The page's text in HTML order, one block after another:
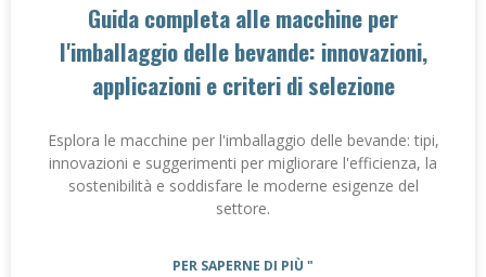
Guida completa alle macchine per
l'imballaggio delle bevande: innovazioni,
applicazioni e criteri di selezione
Esplora le macchine per l'imballaggio delle bevande: tipi,
innovazioni e suggerimenti per migliorare l'efficienza, la
sostenibilità e soddisfare le moderne esigenze del
settore.
PER SAPERNE DI PIÙ "